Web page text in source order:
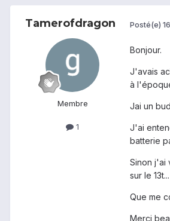
Tamerofdragon
Membre
1
Posté(e)
Bonjour.
J'avais
à
Jai un
J'ai
batterie
Sinon j'ai
sur le 13t...
Que me
Merci